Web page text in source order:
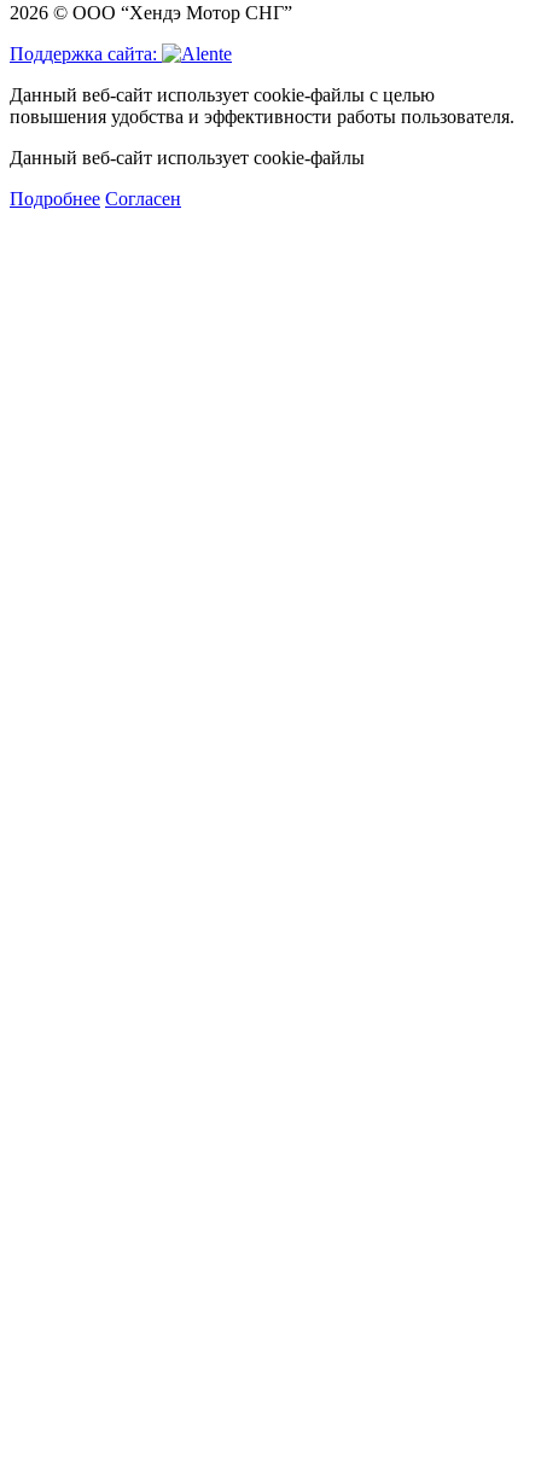
2026 © ООО “Хендэ Мотор СНГ”
Поддержка сайта:
Данный веб-сайт использует cookie-файлы с целью
повышения удобства и эффективности работы пользователя.
Данный веб-сайт использует cookie-файлы
Подробнее Согласен